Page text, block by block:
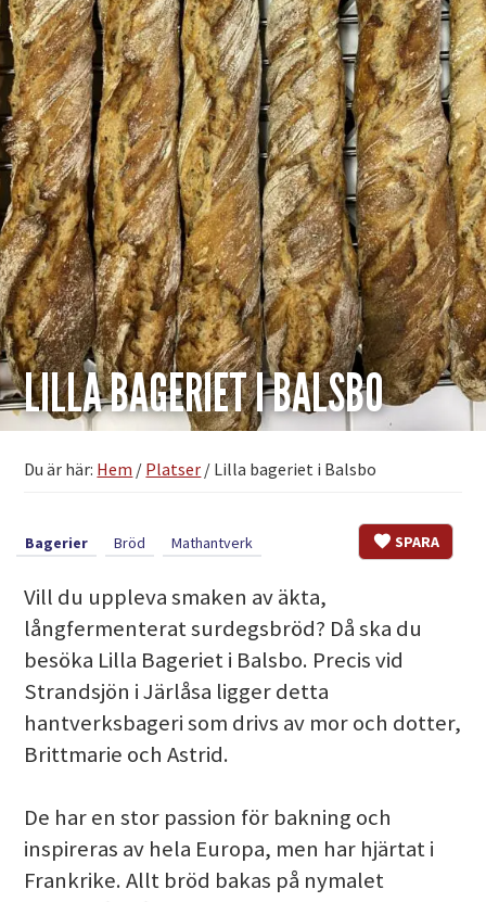
LILLA BAGERIET I BALSBO
Du är här: Hem / Platser / Lilla bageriet i Balsbo
SPARA
Bagerier Bröd Mathantverk
Vill du uppleva smaken av äkta,
långfermenterat surdegsbröd? Då ska du
besöka Lilla Bageriet i Balsbo. Precis vid
Strandsjön i Järlåsa ligger detta
hantverksbageri som drivs av mor och dotter,
Brittmarie och Astrid.
De har en stor passion för bakning och
inspireras av hela Europa, men har hjärtat i
Frankrike. Allt bröd bakas på nymalet